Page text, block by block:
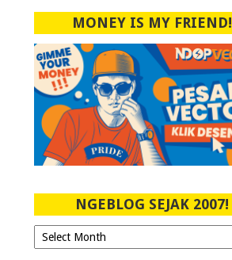
MONEY IS MY FRIEND!
NGEBLOG SEJAK 2007!
Ngeblog
Sejak